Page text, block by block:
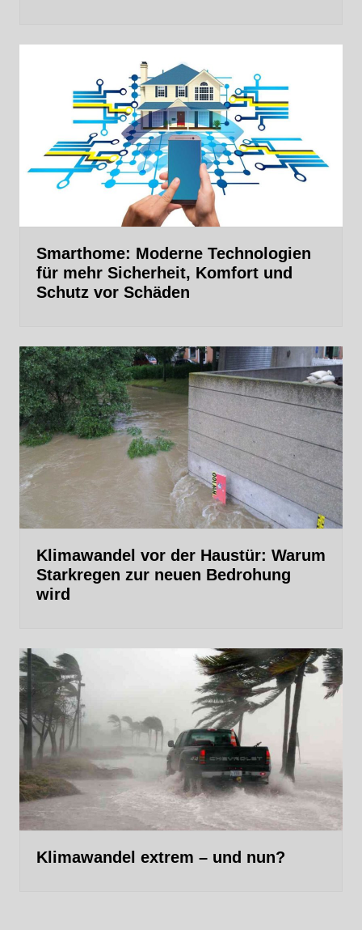
Smarthome: Moderne Technologien
für mehr Sicherheit, Komfort und
Schutz vor Schäden
Klimawandel vor der Haustür: Warum
Starkregen zur neuen Bedrohung
wird
Klimawandel extrem – und nun?